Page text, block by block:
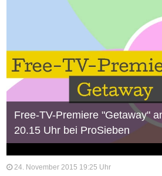
Free-TV-Premiere "Getaway"
20.15 Uhr bei ProSieben
24. November 2015 19:25 Uhr